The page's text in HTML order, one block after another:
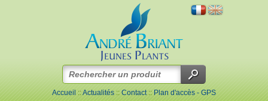
Accueil::Actualités::Contact::Plan d'accès - GPS